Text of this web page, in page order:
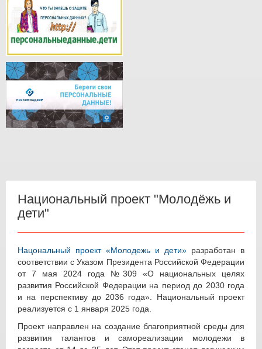
Национальный проект "Молодёжь и
дети"
Нацональный проект «Молодежь и дети» разработан в
соответствии с Указом Президента Российской Федерации
от 7 мая 2024 года №309 «О национальных целях
развития Российской Федерации на период до 2030 года
и на перспективу до 2036 года». Национальный проект
реализуется с 1 января 2025 года.
Проект направлен на создание благоприятной среды для
развития талантов и самореализации молодежи в